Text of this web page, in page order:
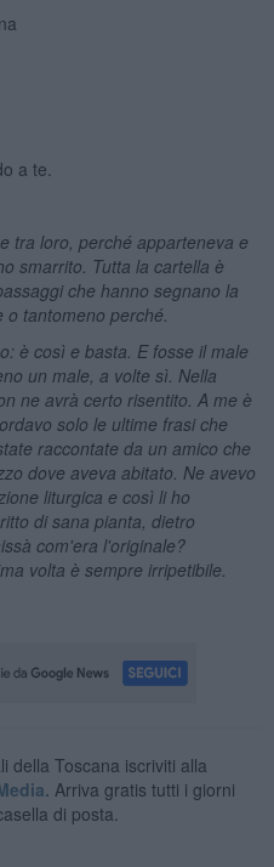
a te.
tra loro, perché apparteneva e
smarrito. Tutta la cartella è
che hanno segnano la
o tantomeno perché.
è così e basta. E fosse il male
un male, a volte sì. Nella
ne avrà certo risentito. A me è
solo le ultime frasi che
raccontate da un amico che
dove aveva abitato. Ne avevo
liturgica e così li ho
di sana pianta, dietro
à com'era l'originale?
volta è sempre irripetibile.
della Toscana iscriviti alla
Arriva gratis tutti i giorni
di posta.